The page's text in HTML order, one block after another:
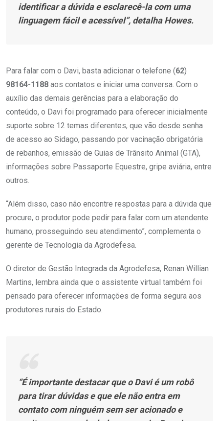
identificar a dúvida e esclarecê-la com uma
linguagem fácil e acessível”, detalha Howes.
Para falar com o Davi, basta adicionar o telefone (62)
98164-1188 aos contatos e iniciar uma conversa. Com o
auxílio das demais gerências para a elaboração do
conteúdo, o Davi foi programado para oferecer inicialmente
suporte sobre 12 temas diferentes, que vão desde senha
de acesso ao Sidago, passando por vacinação obrigatória
de rebanhos, emissão de Guias de Trânsito Animal (GTA),
informações sobre Passaporte Equestre, gripe aviária, entre
outros.
“Além disso, caso não encontre respostas para a dúvida que
procure, o produtor pode pedir para falar com um atendente
humano, prosseguindo seu atendimento”, complementa o
gerente de Tecnologia da Agrodefesa.
O diretor de Gestão Integrada da Agrodefesa, Renan Willian
Martins, lembra ainda que o assistente virtual também foi
pensado para oferecer informações de forma segura aos
produtores rurais do Estado.
“É importante destacar que o Davi é um robô
para tirar dúvidas e que ele não entra em
contato com ninguém sem ser acionado e